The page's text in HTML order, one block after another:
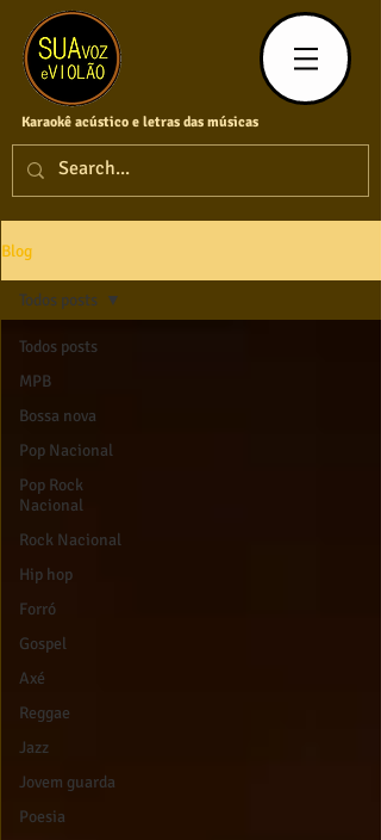
Karaokê acústico e letras das músicas
Blog
Todos posts
MPB
Bossa nova
Pop Nacional
Pop Rock
Nacional
Rock Nacional
Hip hop
Forró
Gospel
Axé
Reggae
Jazz
Jovem guarda
Poesia
Todos posts